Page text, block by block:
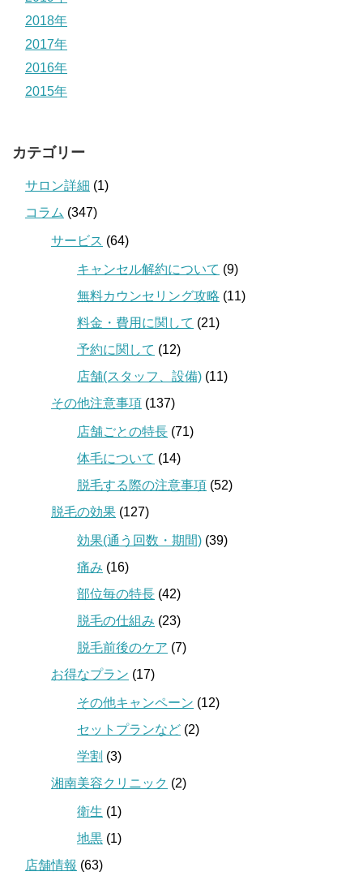
2018年
2017年
2016年
2015年
カテゴリー
サロン詳細 (1)
コラム (347)
サービス (64)
キャンセル解約について (9)
無料カウンセリング攻略 (11)
料金・費用に関して (21)
予約に関して (12)
店舗(スタッフ、設備) (11)
その他注意事項 (137)
店舗ごとの特長 (71)
体毛について (14)
脱毛する際の注意事項 (52)
脱毛の効果 (127)
効果(通う回数・期間) (39)
痛み (16)
部位毎の特長 (42)
脱毛の仕組み (23)
脱毛前後のケア (7)
お得なプラン (17)
その他キャンペーン (12)
セットプランなど (2)
学割 (3)
湘南美容クリニック (2)
衛生 (1)
地黒 (1)
店舗情報 (63)